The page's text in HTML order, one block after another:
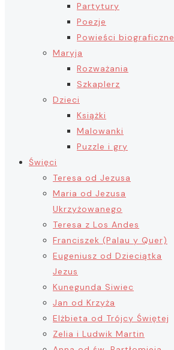
Partytury
Poezje
Powieści biograficzne
Maryja
Rozważania
Szkaplerz
Dzieci
Książki
Malowanki
Puzzle i gry
Święci
Teresa od Jezusa
Maria od Jezusa
Ukrzyżowanego
Teresa z Los Andes
Franciszek (Palau y Quer)
Eugeniusz od Dzieciątka
Jezus
Kunegunda Siwiec
Jan od Krzyża
Elżbieta od Trójcy Świętej
Zelia i Ludwik Martin